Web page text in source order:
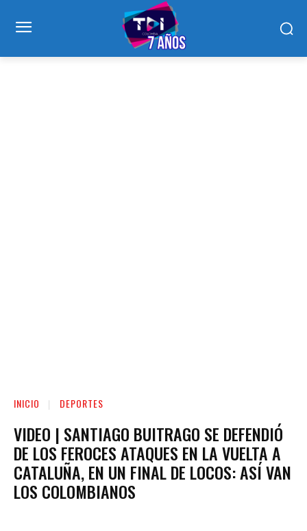
INICIO DEPORTES
VIDEO | SANTIAGO BUITRAGO SE DEFENDIÓ
DE LOS FEROCES ATAQUES EN LA VUELTA A
CATALUÑA, EN UN FINAL DE LOCOS: ASÍ VAN
LOS COLOMBIANOS